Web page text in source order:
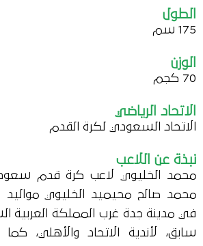
الطول
175 سم
الوزن
70 كجم
الاتحاد الرياضي
الاتحاد السعودي لكرة القدم
نبذة عن اللاعب
محمد الخليوي لاعب كرة قدم
في مدينة جدة غرب المملكة العربية
سابق، لأندية الاتحاد والأهلي،